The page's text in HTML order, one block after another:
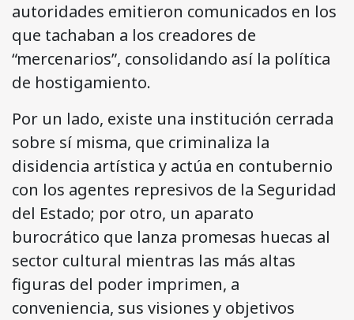
autoridades emitieron comunicados en los
que tachaban a los creadores de
“mercenarios”, consolidando así la política
de hostigamiento.
Por un lado, existe una institución cerrada
sobre sí misma, que criminaliza la
disidencia artística y actúa en contubernio
con los agentes represivos de la Seguridad
del Estado; por otro, un aparato
burocrático que lanza promesas huecas al
sector cultural mientras las más altas
figuras del poder imprimen, a
conveniencia, sus visiones y objetivos